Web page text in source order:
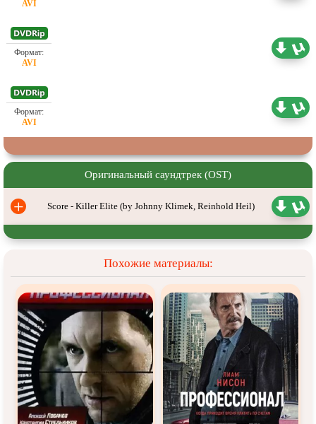
Оригинальный саундтрек (OST)
+ Score - Killer Elite (by Johnny Klimek, Reinhold Heil)
Похожие материалы: